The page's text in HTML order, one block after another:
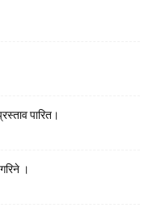
पारित।
।